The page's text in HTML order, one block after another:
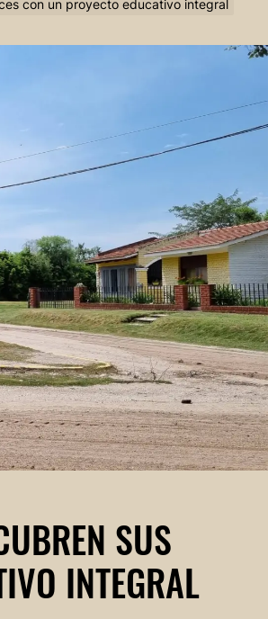
con un proyecto educativo integral
SUS
INTEGRAL